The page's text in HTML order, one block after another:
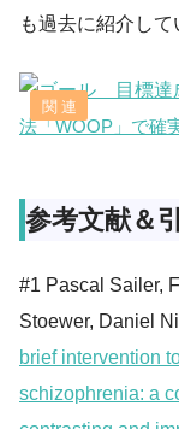
も過去に紹介して
法「WOOP」で確
参考文献＆
#1 Pascal Sailer,
Stoewer, Daniel
brief intervention
schizophrenia: a